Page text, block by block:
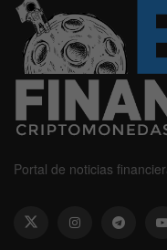
Portal de noticias